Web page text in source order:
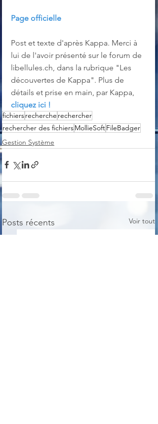
Page officielle
Post et texte d'après Kappa. Merci à
lui de l'avoir présenté sur le forum de
libellules.ch, dans la rubrique "Les
découvertes de Kappa". Plus de
détails et prise en main, par Kappa,
cliquez ici !
fichiersrecherche rechercher
rechercher des fichiersMollieSoftFileBadger
Gestion Système
Posts récents Voir tout